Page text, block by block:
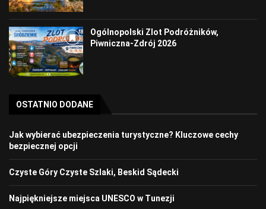
Ogólnopolski Zlot Podróżników,
Piwniczna-Zdrój 2026
OSTATNIO DODANE
Jak wybierać ubezpieczenia turystyczne? Kluczowe cechy
bezpiecznej opcji
Czyste Góry Czyste Szlaki, Beskid Sądecki
Najpiękniejsze miejsca UNESCO w Tunezji